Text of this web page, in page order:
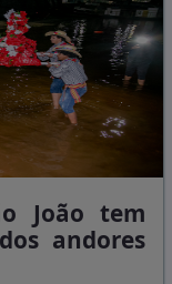
João tem
andores